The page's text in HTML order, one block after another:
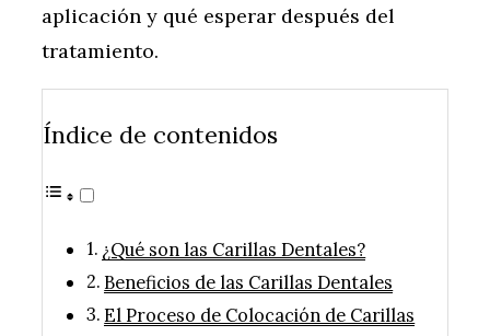
aplicación y qué esperar después del
tratamiento.
Índice de contenidos
¿Qué son las Carillas Dentales?
Beneficios de las Carillas Dentales
El Proceso de Colocación de Carillas